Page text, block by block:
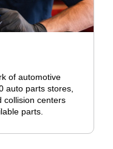
of automotive
auto parts stores,
collision centers
parts.